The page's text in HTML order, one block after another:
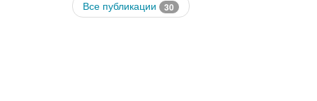
Все публикации 30